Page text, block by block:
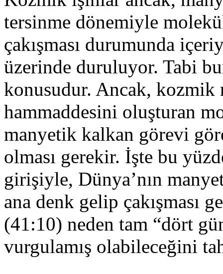
tersinme dönemiyle
çakışması durumunda
üzerinde duruluyor. Tabi
konusudur. Ancak, kozmik
hammaddesini oluşturan
manyetik kalkan görevi
olması gerekir. İşte bu
girişiyle, Dünya’nın
ana denk gelip çakışması
(41:10) neden tam “dört
vurgulamış olabileceğini